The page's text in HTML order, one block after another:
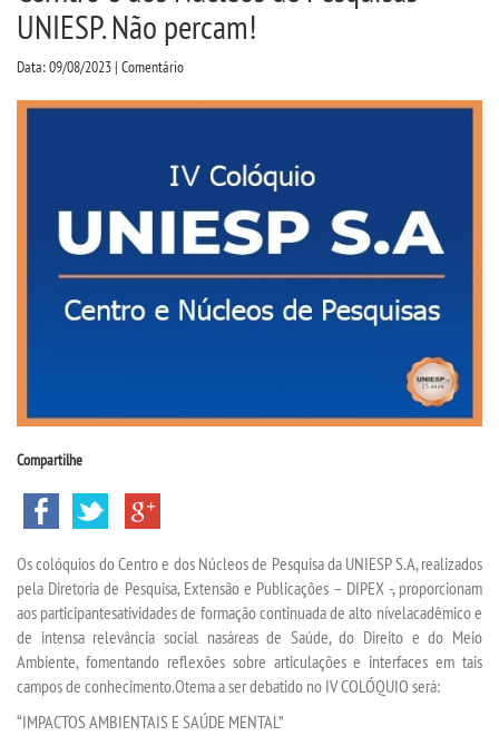
CPSA
PESQUISA DE EXTENSÃO
LICENCIATURAS
TECNOLÓGICOS
EXTENSÃO
VESTIBULAR
UNIESP. Não percam!
Data: 09/08/2023 | Comentário
Compartilhe
Oscolóquios do Centro e dos Núcleos de Pesquisa da UNIESP S.A, realizados
pela Diretoria de Pesquisa, Extensão e Publicações – DIPEX-, proporcionam
aos participantesatividadesde formação continuadade alto nívelacadêmicoe
de intensa relevância social nasáreasde Saúde,do Direito e do Meio
Ambiente, fomentando reflexões sobre articulações e interfaces em tais
campos de conhecimento.Otema a ser debatido no IV COLÓQUIO será:
“IMPACTOS AMBIENTAIS E SAÚDE MENTAL”